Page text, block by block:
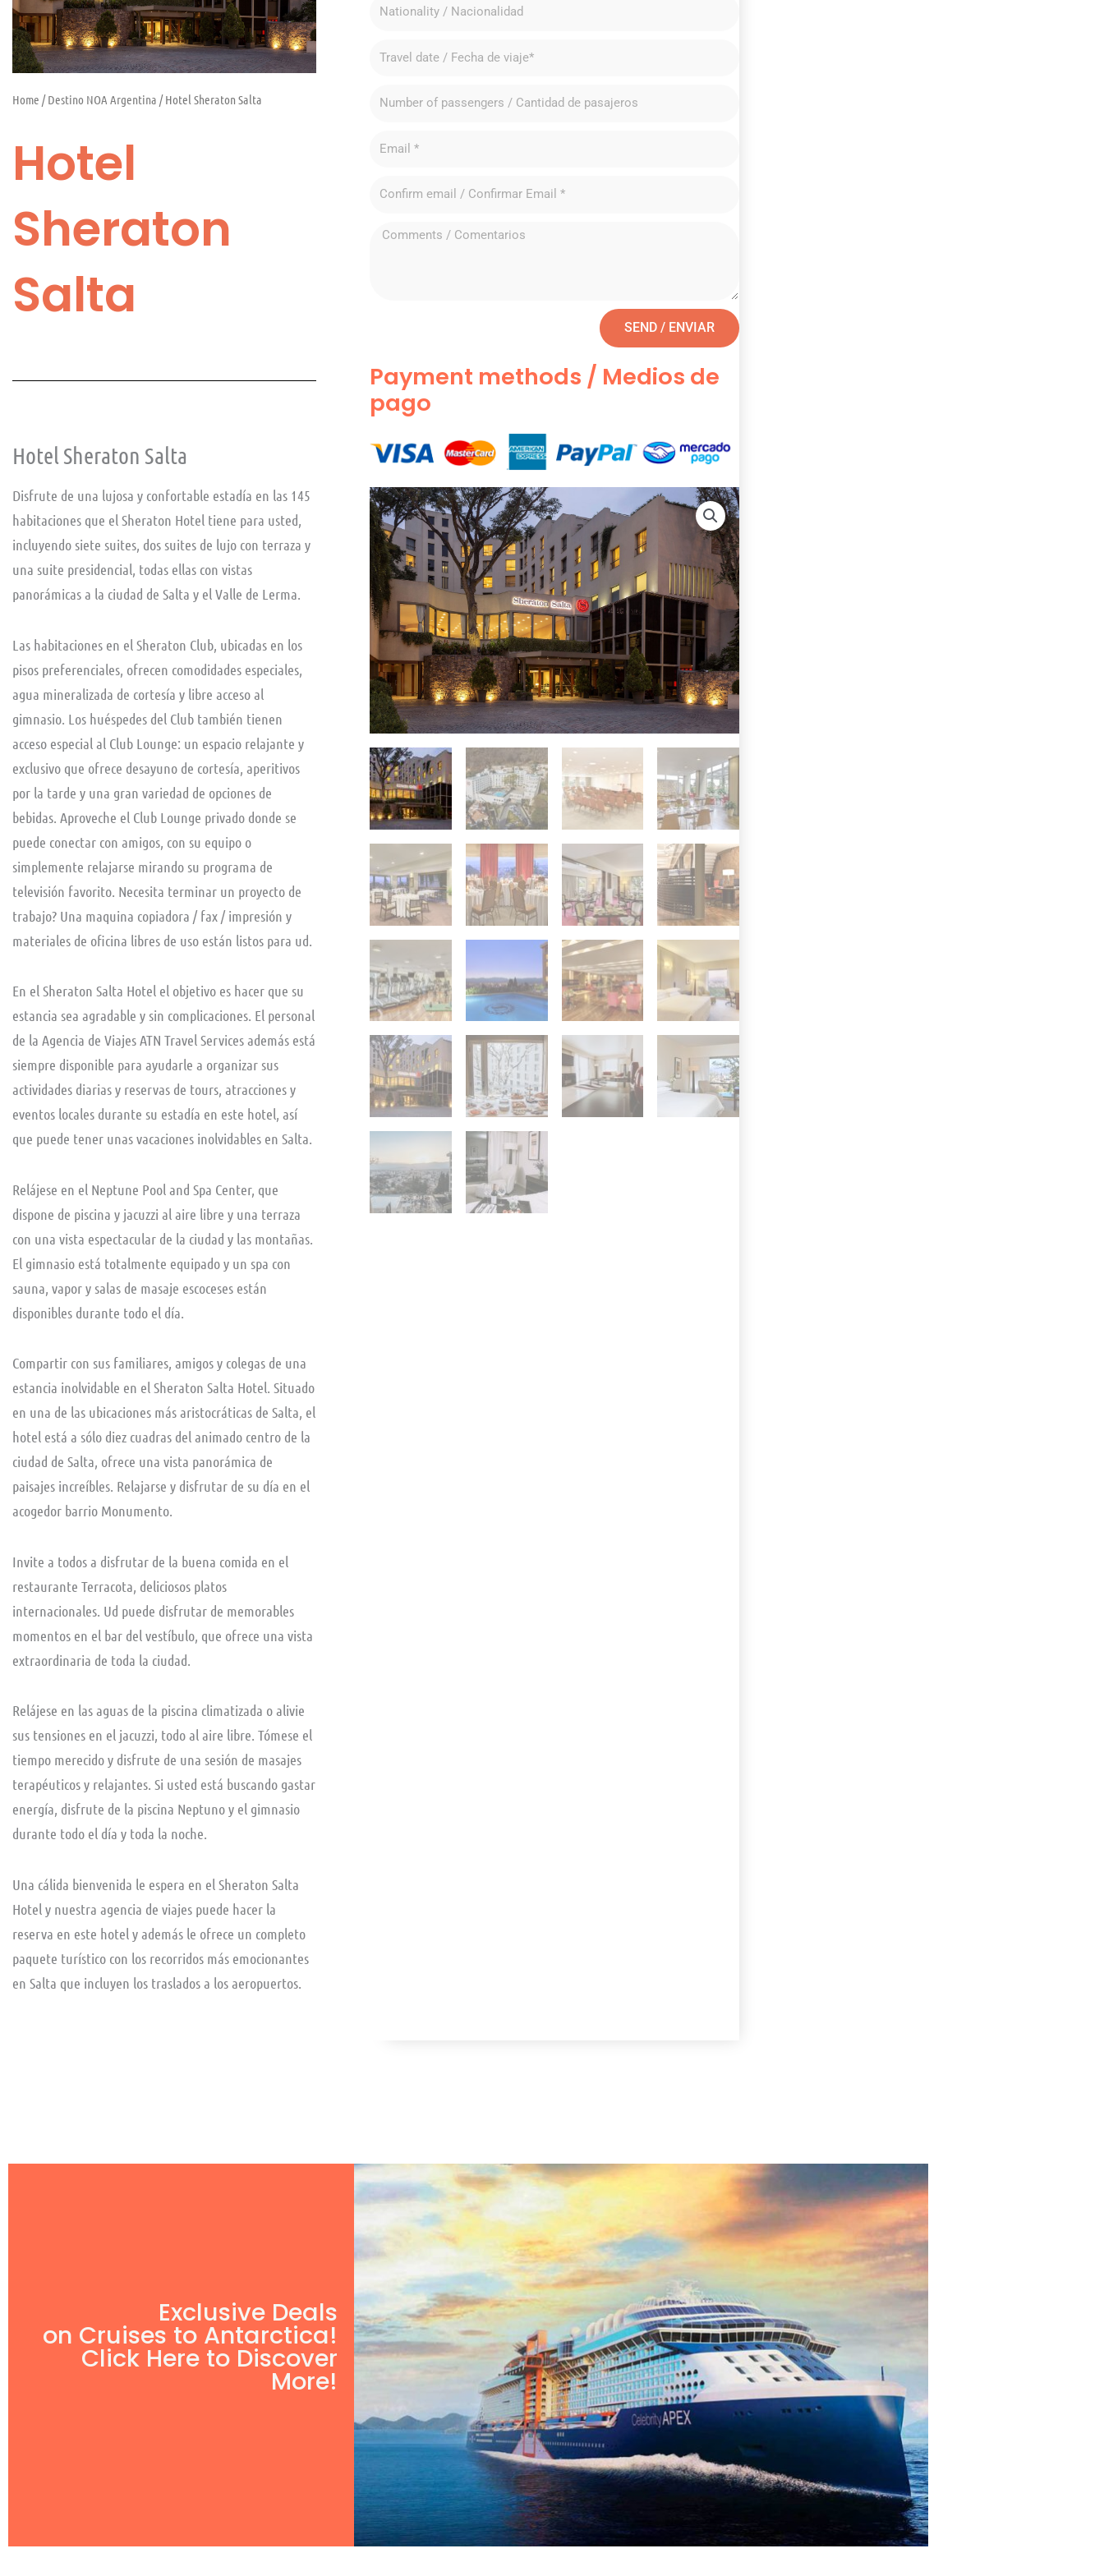
Home /Destino NOA Argentina / Hotel Sheraton Salta
Hotel
Sheraton
Salta
Hotel Sheraton Salta
Disfrute de una lujosa y confortable estadía en las 145
habitaciones que el Sheraton Hotel tiene para usted,
incluyendo siete suites, dos suites de lujo con terraza y
una suite presidencial, todas ellas con vistas
panorámicas a la ciudad de Salta y el Valle de Lerma.
Las habitaciones en el Sheraton Club, ubicadas en los
pisos preferenciales, ofrecen comodidades especiales,
agua mineralizada de cortesía y libre acceso al
gimnasio. Los huéspedes del Club también tienen
acceso especial al Club Lounge: un espacio relajante y
exclusivo que ofrece desayuno de cortesía, aperitivos
por la tarde y una gran variedad de opciones de
bebidas. Aproveche el Club Lounge privado donde se
puede conectar con amigos, con su equipo o
simplemente relajarse mirando su programa de
televisión favorito. Necesita terminar un proyecto de
trabajo? Una maquina copiadora / fax / impresión y
materiales de oficina libres de uso están listos para ud.
En el Sheraton Salta Hotel el objetivo es hacer que su
estancia sea agradable y sin complicaciones. El personal
de la Agencia de Viajes ATN Travel Services además está
siempre disponible para ayudarle a organizar sus
actividades diarias y reservas de tours, atracciones y
eventos locales durante su estadía en este hotel, así
que puede tener unas vacaciones inolvidables en Salta.
Relájese en el Neptune Pool and Spa Center, que
dispone de piscina y jacuzzi al aire libre y una terraza
con una vista espectacular de la ciudad y las montañas.
El gimnasio está totalmente equipado y un spa con
sauna, vapor y salas de masaje escoceses están
disponibles durante todo el día.
Compartir con sus familiares, amigos y colegas de una
estancia inolvidable en el Sheraton Salta Hotel. Situado
en una de las ubicaciones más aristocráticas de Salta, el
hotel está a sólo diez cuadras del animado centro de la
ciudad de Salta, ofrece una vista panorámica de
paisajes increíbles. Relajarse y disfrutar de su día en el
acogedor barrio Monumento.
Invite a todos a disfrutar de la buena comida en el
restaurante Terracota, deliciosos platos
internacionales. Ud puede disfrutar de memorables
momentos en el bar del vestíbulo, que ofrece una vista
extraordinaria de toda la ciudad.
Relájese en las aguas de la piscina climatizada o alivie
sus tensiones en el jacuzzi, todo al aire libre. Tómese el
tiempo merecido y disfrute de una sesión de masajes
terapéuticos y relajantes. Si usted está buscando gastar
energía, disfrute de la piscina Neptuno y el gimnasio
durante todo el día y toda la noche.
Una cálida bienvenida le espera en el Sheraton Salta
Hotel y nuestra agencia de viajes puede hacer la
reserva en este hotel y además le ofrece un completo
paquete turístico con los recorridos más emocionantes
en Salta que incluyen los traslados a los aeropuertos.
SEND / ENVIAR
Payment methods / Medios de
pago
Exclusive Deals
on Cruises to Antarctica!
Click Here to Discover
More!